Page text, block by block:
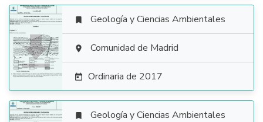

 Geología y Ciencias Ambientales
 Comunidad de Madrid
 Ordinaria de 2017
 Geología y Ciencias Ambientales